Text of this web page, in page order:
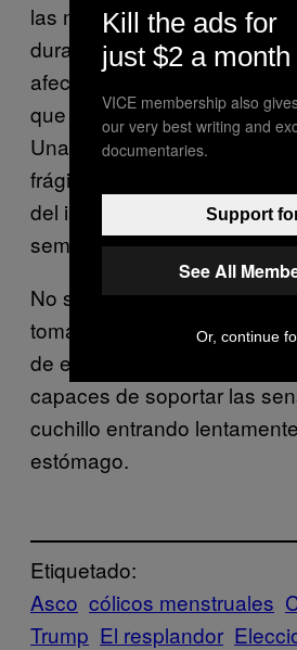
las mujeres se ponen más
durante su periodo y que,
afecta nuestro humor. Pero
que nuestros sentimientos
Una mujer en su periodo es
frágil que fue arrastrada a
del infierno únicamente para
semilla de ustedes,
No se pregunten por qué
toma bien las pendejadas
de eso, pregúntense cómo
capaces de soportar las
cuchillo entrando
estómago.
Etiquetado:
Asco cólicos menstruales
Trump El resplandor
Kill the ads for
just $2 a month
VICE membership also
our very best writing and
documentaries.
Support
See All
Or, continue